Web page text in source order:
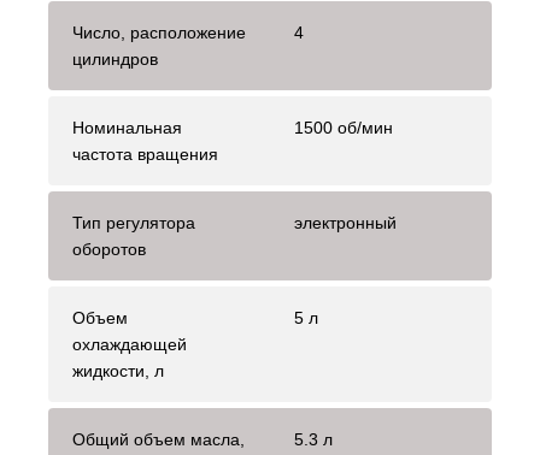
Число, расположение
цилиндров
4
Номинальная
частота вращения
1500 об/мин
Тип регулятора
оборотов
электронный
Объем
охлаждающей
жидкости, л
5 л
Общий объем масла,
5.3 л